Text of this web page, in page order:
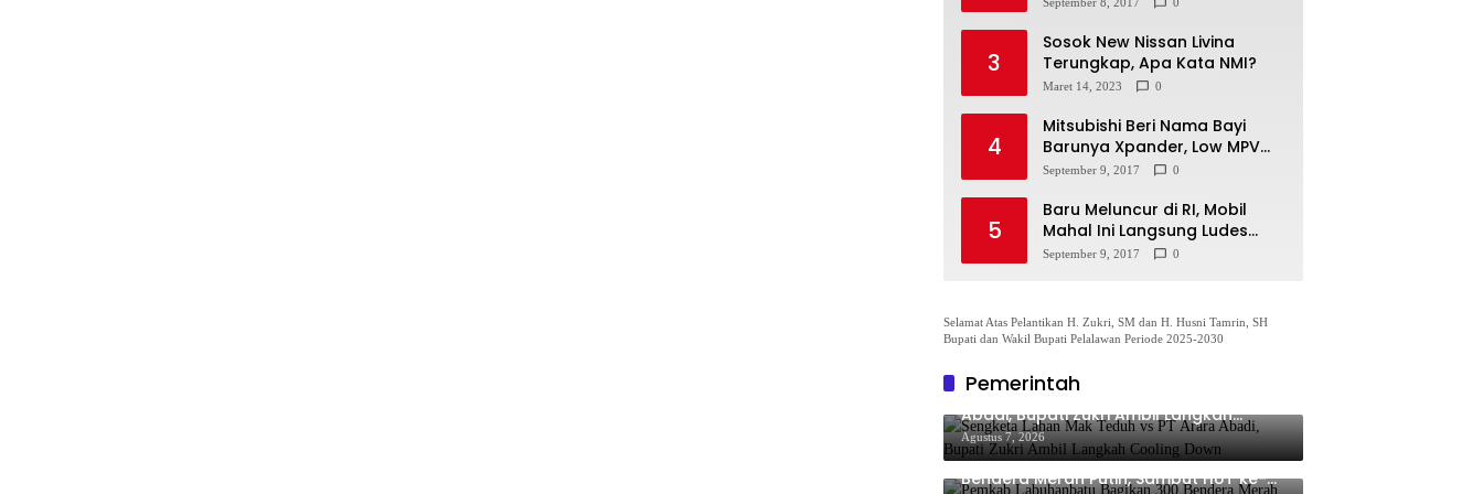
3
Sosok New Nissan Livina
Terungkap, Apa Kata NMI?
Maret 14, 2023 0
4
Mitsubishi Beri Nama Bayi
Barunya Xpander, Low MPV
Pesaing Avanza cs
September 9, 2017 0
5
Baru Meluncur di RI, Mobil
Mahal Ini Langsung Ludes
Terjual
September 9, 2017 0
Selamat Atas Pelantikan H. Zukri, SM dan H. Husni Tamrin, SH
Bupati dan Wakil Bupati Pelalawan Periode 2025-2030
Pemerintah
Sengketa Lahan Mak Teduh vs PT Arara
Abadi, Bupati Zukri Ambil Langkah
Cooling Down
Agustus 7, 2026
Pemkab Labuhanbatu Bagikan 300
Bendera Merah Putih, Sambut HUT ke-81